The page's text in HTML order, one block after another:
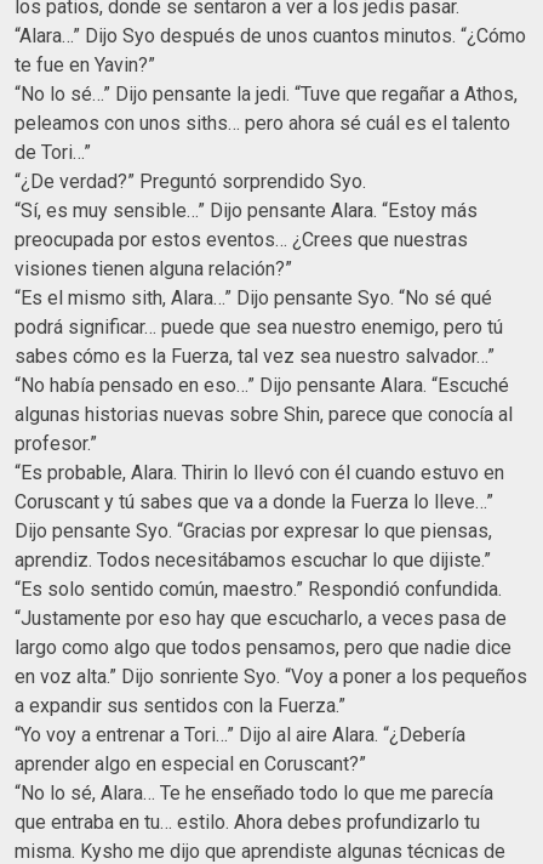
los patios, donde se sentaron a ver a los jedis pasar.
“Alara…” Dijo Syo después de unos cuantos minutos. “¿Cómo
te fue en Yavin?”
“No lo sé…” Dijo pensante la jedi. “Tuve que regañar a Athos,
peleamos con unos siths… pero ahora sé cuál es el talento
de Tori…”
“¿De verdad?” Preguntó sorprendido Syo.
“Sí, es muy sensible…” Dijo pensante Alara. “Estoy más
preocupada por estos eventos… ¿Crees que nuestras
visiones tienen alguna relación?”
“Es el mismo sith, Alara…” Dijo pensante Syo. “No sé qué
podrá significar… puede que sea nuestro enemigo, pero tú
sabes cómo es la Fuerza, tal vez sea nuestro salvador…”
“No había pensado en eso…” Dijo pensante Alara. “Escuché
algunas historias nuevas sobre Shin, parece que conocía al
profesor.”
“Es probable, Alara. Thirin lo llevó con él cuando estuvo en
Coruscant y tú sabes que va a donde la Fuerza lo lleve…”
Dijo pensante Syo. “Gracias por expresar lo que piensas,
aprendiz. Todos necesitábamos escuchar lo que dijiste.”
“Es solo sentido común, maestro.” Respondió confundida.
“Justamente por eso hay que escucharlo, a veces pasa de
largo como algo que todos pensamos, pero que nadie dice
en voz alta.” Dijo sonriente Syo. “Voy a poner a los pequeños
a expandir sus sentidos con la Fuerza.”
“Yo voy a entrenar a Tori…” Dijo al aire Alara. “¿Debería
aprender algo en especial en Coruscant?”
“No lo sé, Alara… Te he enseñado todo lo que me parecía
que entraba en tu… estilo. Ahora debes profundizarlo tu
misma. Kysho me dijo que aprendiste algunas técnicas de